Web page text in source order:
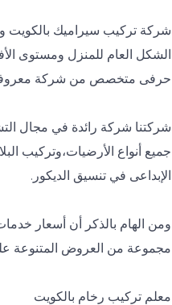
شركة تركيب سيراميك بالكويت
الشكل العام للمنزل ومستوى
حرفى متخصص من شركة
شركتنا شركة رائدة في مجال
جميع أنواع الأرضيات،وتركيب
الإبداعى في تنسيق الديكور.
ومن الهام بالذكر أن أسعار
مجموعة من العروض المتنوعة
معلم تركيب رخام بالكويت